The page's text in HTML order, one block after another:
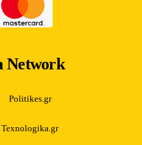
Network
Politikes.gr
Texnologika.gr